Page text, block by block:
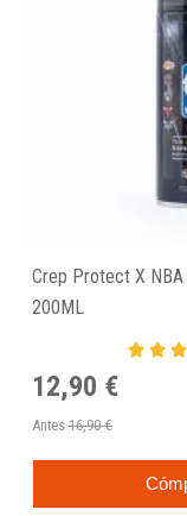
Crep Protect X
200ML
12,90 €
Antes 16,90 €